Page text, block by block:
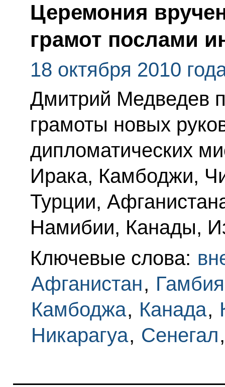
Церемония
грамот послами
18 октября 2010
Дмитрий Медведев
грамоты новых
дипломатических
Ирака, Камбоджи,
Турции,
Намибии, Канады,
Ключевые слова:
Афганистан, Гамбия
Камбоджа, Канада,
Никарагуа, Сенегал